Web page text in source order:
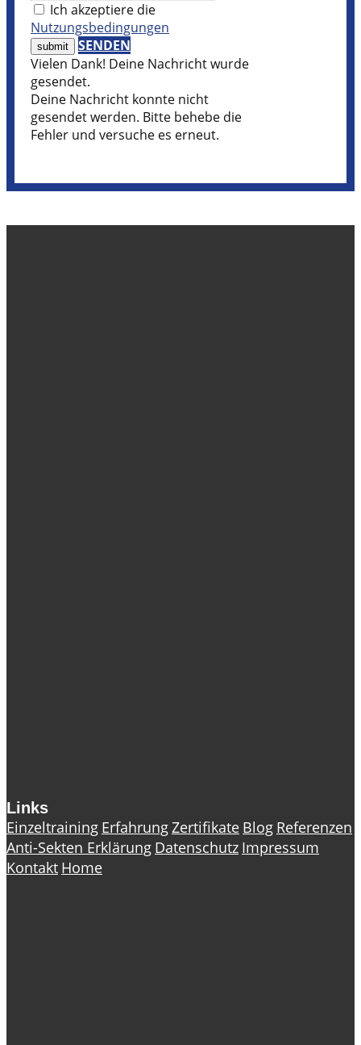
Ich akzeptiere die
Nutzungsbedingungen
SENDEN
Vielen Dank! Deine Nachricht wurde
gesendet.
Deine Nachricht konnte nicht
gesendet werden. Bitte behebe die
Fehler und versuche es erneut.
Links
Einzeltraining ErfahrungZertifikate Blog Referenzen
Anti-Sekten Erklärung Datenschutz Impressum
Kontakt Home